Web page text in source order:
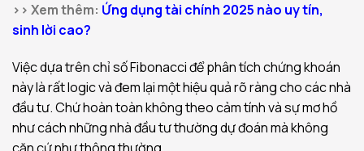
>> Xem thêm: Ứng dụng tài chính 2025 nào uy tín,
sinh lời cao?
Việc dựa trên chỉ số Fibonacci để phân tích chứng khoán
này là rất logic và đem lại một hiệu quả rõ ràng cho các nhà
đầu tư. Chứ hoàn toàn không theo cảm tính và sự mơ hồ
như cách những nhà đầu tư thường dự đoán mà không